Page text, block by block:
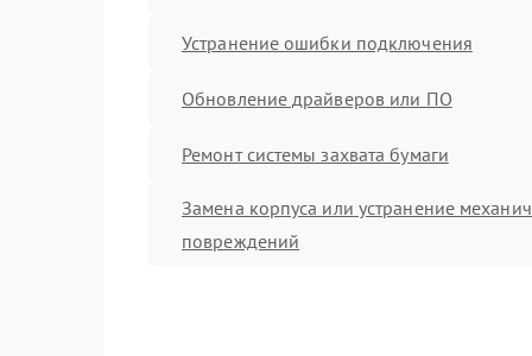
Устранение ошибки подключения
Обновление драйверов или ПО
Ремонт системы захвата бумаги
Замена корпуса или устранение
повреждений